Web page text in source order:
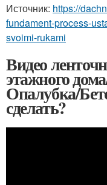
Источник: https://
fundament-process-
svoimi-rukami
Видео
этажного
Опалубка/
сделать?